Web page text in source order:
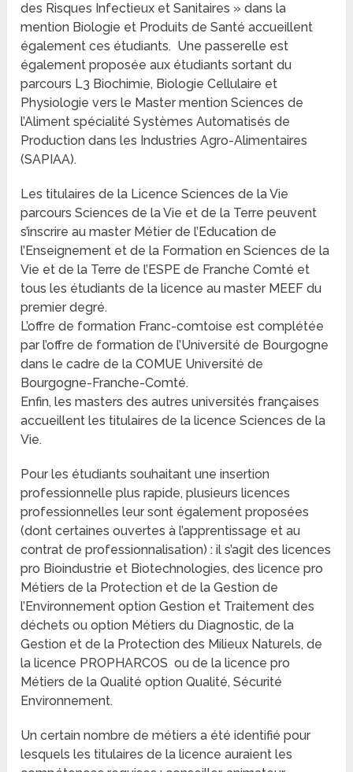
des Risques Infectieux et Sanitaires » dans la
mention Biologie et Produits de Santé accueillent
également ces étudiants. Une passerelle est
également proposée aux étudiants sortant du
parcours L3 Biochimie, Biologie Cellulaire et
Physiologie vers le Master mention Sciences de
l’Aliment spécialité Systèmes Automatisés de
Production dans les Industries Agro-Alimentaires
(SAPIAA).
Les titulaires de la Licence Sciences de la Vie
parcours Sciences de la Vie et de la Terre peuvent
s’inscrire au master Métier de l’Education de
l’Enseignement et de la Formation en Sciences de la
Vie et de la Terre de l’ESPE de Franche Comté et
tous les étudiants de la licence au master MEEF du
premier degré.
L’offre de formation Franc-comtoise est complétée
par l’offre de formation de l’Université de Bourgogne
dans le cadre de la COMUE Université de
Bourgogne-Franche-Comté.
Enfin, les masters des autres universités françaises
accueillent les titulaires de la licence Sciences de la
Vie.
Pour les étudiants souhaitant une insertion
professionnelle plus rapide, plusieurs licences
professionnelles leur sont également proposées
(dont certaines ouvertes à l’apprentissage et au
contrat de professionnalisation) : il s’agit des licences
pro Bioindustrie et Biotechnologies, des licence pro
Métiers de la Protection et de la Gestion de
l’Environnement option Gestion et Traitement des
déchets ou option Métiers du Diagnostic, de la
Gestion et de la Protection des Milieux Naturels, de
la licence PROPHARCOS ou de la licence pro
Métiers de la Qualité option Qualité, Sécurité
Environnement.
Un certain nombre de métiers a été identifié pour
lesquels les titulaires de la licence auraient les